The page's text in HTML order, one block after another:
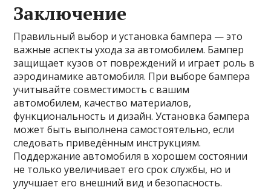
Заключение
Правильный выбор и установка бампера — это
важные аспекты ухода за автомобилем. Бампер
защищает кузов от повреждений и играет роль в
аэродинамике автомобиля. При выборе бампера
учитывайте совместимость с вашим
автомобилем, качество материалов,
функциональность и дизайн. Установка бампера
может быть выполнена самостоятельно, если
следовать приведённым инструкциям.
Поддержание автомобиля в хорошем состоянии
не только увеличивает его срок службы, но и
улучшает его внешний вид и безопасность.